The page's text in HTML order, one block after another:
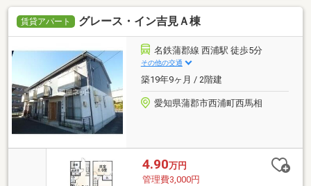
賃貸アパート グレース・イン吉見Ａ棟
名鉄蒲郡線 西浦駅 徒歩5分
その他の交通
築19年9ヶ月 / 2階建
愛知県蒲郡市西浦町西馬相
4.90万円
管理費3,000円